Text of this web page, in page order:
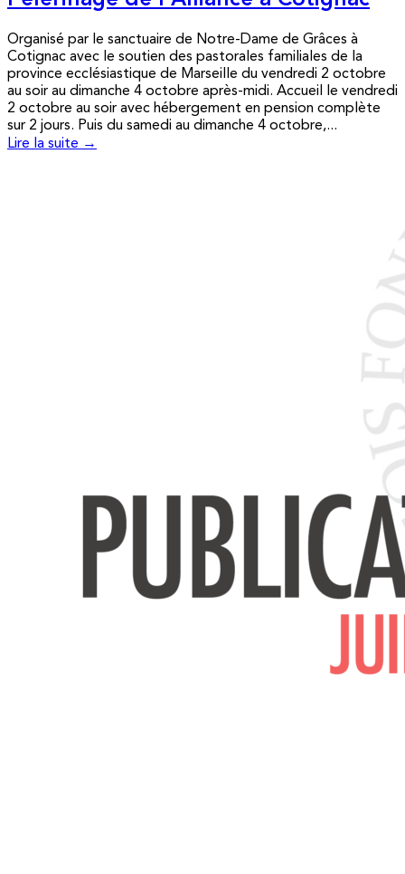
Organisé par le sanctuaire de Notre-Dame de Grâces à
Cotignac avec le soutien des pastorales familiales de la
province ecclésiastique de Marseille du vendredi 2 octobre
au soir au dimanche 4 octobre après-midi. Accueil le vendredi
2 octobre au soir avec hébergement en pension complète
sur 2 jours. Puis du samedi au dimanche 4 octobre,...
Lire la suite →